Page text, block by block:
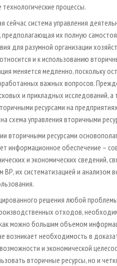
процессы.
сейчас система управления
предполагающая их полную
для разумной организации
и к использованию
меняется медленно, поскольку
важных вопросов.
и прикладных исследований, а
ресурсами на
схема управления вторичными
вторичными ресурсами
информационное обеспечение –
и экономических сведений,
ВР, их систематизацией и анализом
решения любой
отходов,
можно большим объемом
возникает необходимость в
и экономической
вторичные ресурсы, но и